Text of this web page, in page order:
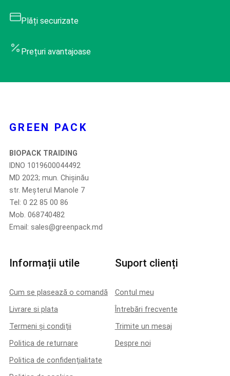
Plăți securizate
Prețuri avantajoase
GREEN PACK
BIOPACK TRAIDING
IDNO 1019600044492
MD 2023; mun. Chișinău
str. Meșterul Manole 7
Tel: 0 22 85 00 86
Mob. 068740482
Email: sales@greenpack.md
Informații utile
Cum se plasează o comandă
Livrare si plata
Termeni și condiții
Politica de returnare
Politica de confidențialitate
Suport clienți
Contul meu
Întrebări frecvente
Trimite un mesaj
Despre noi